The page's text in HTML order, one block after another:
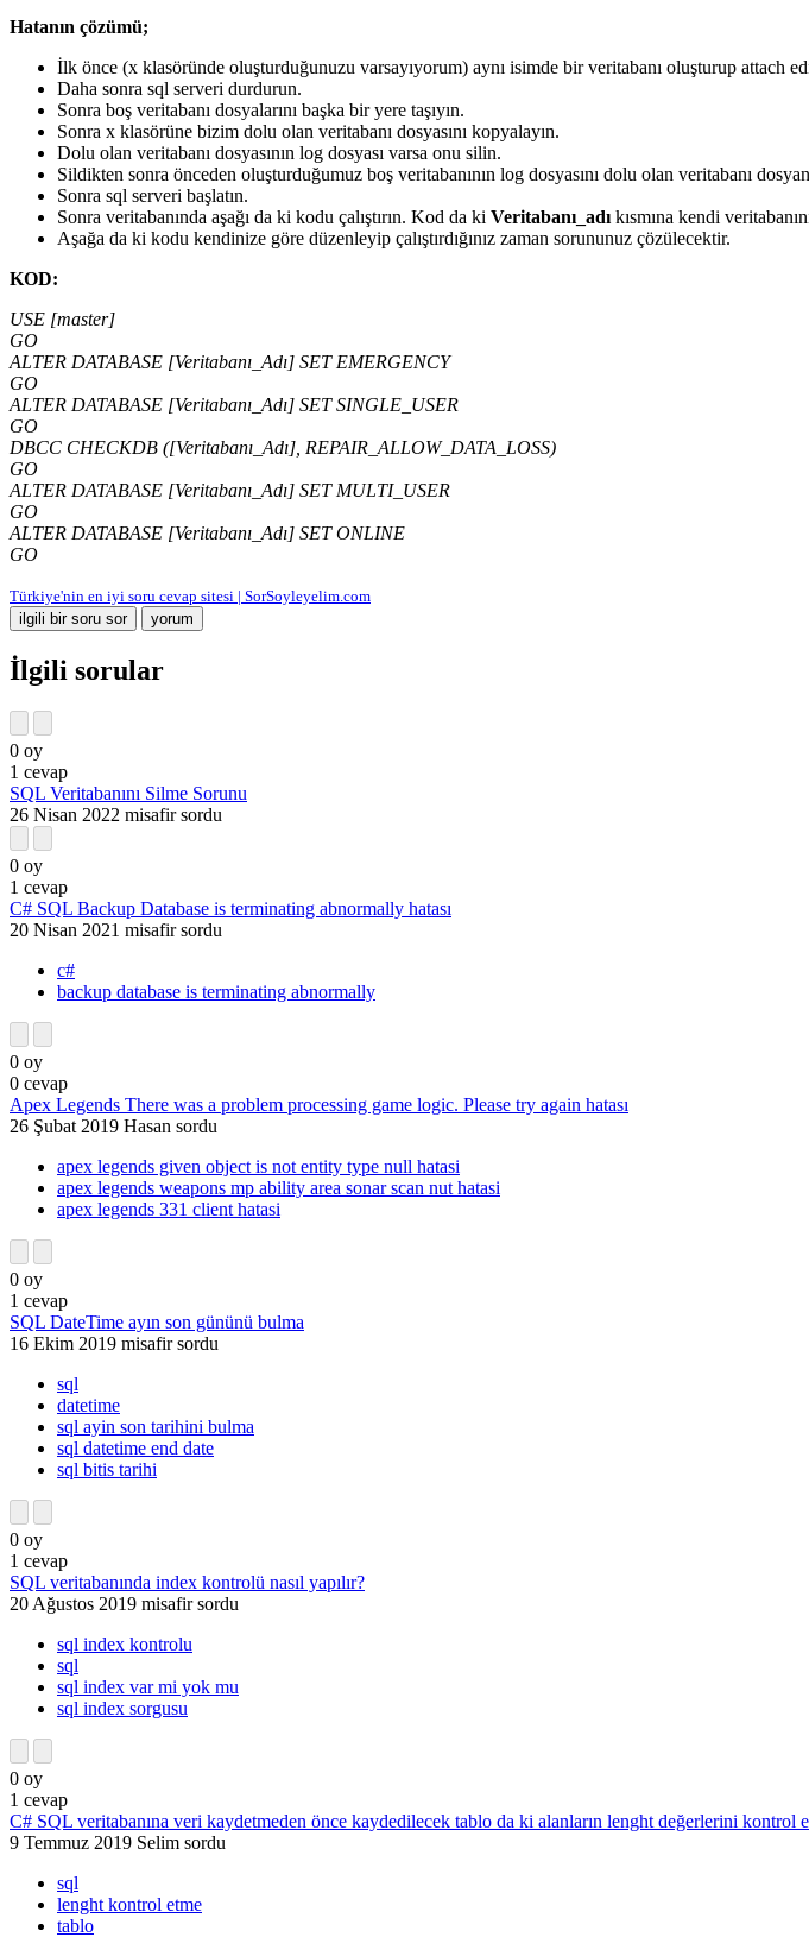
Hatanın çözümü;
İlk önce (x klasöründe oluşturduğunuzu varsayıyorum) aynı isimde bir veritabanı oluşturup attach
Daha sonra sql serveri durdurun.
Sonra boş veritabanı dosyalarını başka bir yere taşıyın.
Sonra x klasörüne bizim dolu olan veritabanı dosyasını kopyalayın.
Dolu olan veritabanı dosyasının log dosyası varsa onu silin.
Sildikten sonra önceden oluşturduğumuz boş veritabanının log dosyasını dolu olan veritabanı
Sonra sql serveri başlatın.
Sonra veritabanında aşağı da ki kodu çalıştırın. Kod da ki Veritabanı_adı kısmına kendi
Aşağa da ki kodu kendinize göre düzenleyip çalıştırdığınız zaman sorununuz çözülecektir.
KOD:
USE [master]
GO
ALTER DATABASE [Veritabanı_Adı] SET EMERGENCY
GO
ALTER DATABASE [Veritabanı_Adı] SET SINGLE_USER
GO
DBCC CHECKDB ([Veritabanı_Adı], REPAIR_ALLOW_DATA_LOSS)
GO
ALTER DATABASE [Veritabanı_Adı] SET MULTI_USER
GO
ALTER DATABASE [Veritabanı_Adı] SET ONLINE
GO
Türkiye'nin en iyi soru cevap sitesi | SorSoyleyelim.com
İlgili sorular
0 oy
1 cevap
SQL Veritabanını Silme Sorunu
26 Nisan 2022 misafir sordu
0 oy
1 cevap
C# SQL Backup Database is terminating abnormally hatası
20 Nisan 2021 misafir sordu
c#
backup database is terminating abnormally
0 oy
0 cevap
Apex Legends There was a problem processing game logic. Please try again hatası
26 Şubat 2019 Hasan sordu
apex legends given object is not entity type null hatasi
apex legends weapons mp ability area sonar scan nut hatasi
apex legends 331 client hatasi
0 oy
1 cevap
SQL DateTime ayın son gününü bulma
16 Ekim 2019 misafir sordu
sql
datetime
sql ayin son tarihini bulma
sql datetime end date
sql bitis tarihi
0 oy
1 cevap
SQL veritabanında index kontrolü nasıl yapılır?
20 Ağustos 2019 misafir sordu
sql index kontrolu
sql
sql index var mi yok mu
sql index sorgusu
0 oy
1 cevap
C# SQL veritabanına veri kaydetmeden önce kaydedilecek tablo da ki alanların lenght değerlerini kontrol
9 Temmuz 2019 Selim sordu
sql
lenght kontrol etme
tablo